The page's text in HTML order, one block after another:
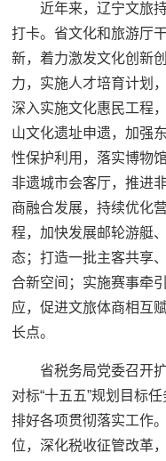
近年来，辽宁文旅
打卡。省文化和旅游厅
新，着力激发文化创新
力，实施人才培育计划
深入实施文化惠民工程
山文化遗址申遗，加强
性保护利用，落实博物
非遗城市会客厅，推进
商融合发展，持续优化
程，加快发展邮轮游艇
态；打造一批主客共享
合新空间；实施赛事牵
应，促进文旅体商相互
长点。
省税务局党委召开
对标“十五五”规划目标
排好各项贯彻落实工作
位，深化税收征管改革